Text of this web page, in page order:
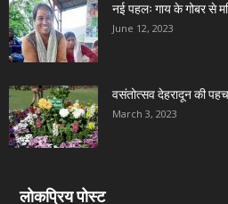
नई पहलः गाय के गोबर से
June 12, 2023
वसंतोत्सव देहरादून की
March 3, 2023
लोकप्रिय पोस्ट